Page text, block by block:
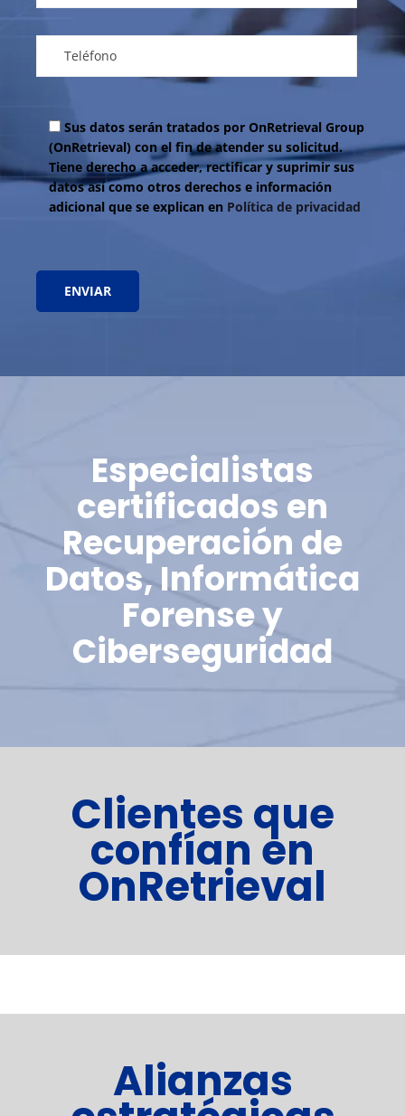
Sus datos serán tratados por OnRetrieval Group
(OnRetrieval) con el fin de atender su solicitud.
Tiene derecho a acceder, rectificar y suprimir sus
datos así como otros derechos e información
adicional que se explican en Política de privacidad
Especialistas
certificados en
Recuperación de
Datos, Informática
Forense y
Ciberseguridad
Clientes que
confían en
OnRetrieval
Alianzas